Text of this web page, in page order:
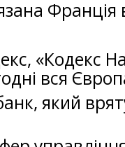
«Кодекс
вся
який